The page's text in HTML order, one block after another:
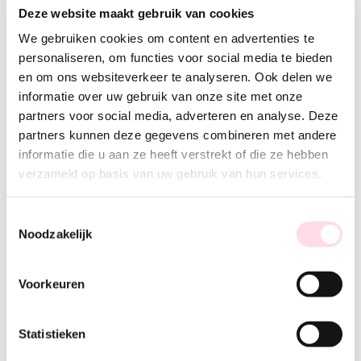
Deze website maakt gebruik van cookies
We gebruiken cookies om content en advertenties te
personaliseren, om functies voor social media te bieden
en om ons websiteverkeer te analyseren. Ook delen we
informatie over uw gebruik van onze site met onze
partners voor social media, adverteren en analyse. Deze
partners kunnen deze gegevens combineren met andere
informatie die u aan ze heeft verstrekt of die ze hebben
verzameld op basis van uw gebruik van hun services.
Noodzakelijk
Voorkeuren
Statistieken
Wij boetseren geen poppetjes, tekenfilmdieren, of
andere liefhebbende items van fondant. Kunst in
worden!